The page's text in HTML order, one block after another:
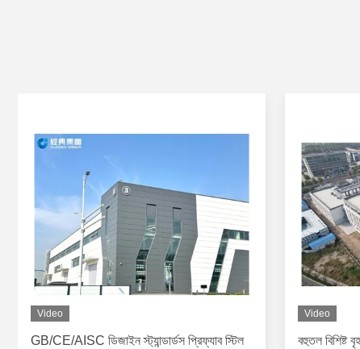
Video
GB/CE/AISC ডিজাইন স্ট্যান্ডার্ডস প্রিফ্যাব স্টিল
Video
বহুতল বিশিষ্ট